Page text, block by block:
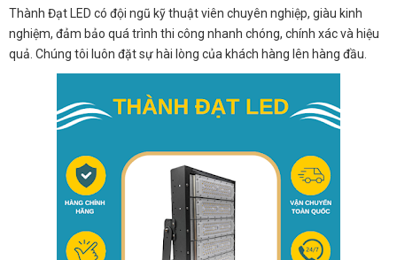
Thành Đạt LED có đội ngũ kỹ thuật viên chuyên nghiệp, giàu kinh
nghiệm, đảm bảo quá trình thi công nhanh chóng, chính xác và hiệu
quả. Chúng tôi luôn đặt sự hài lòng của khách hàng lên hàng đầu.